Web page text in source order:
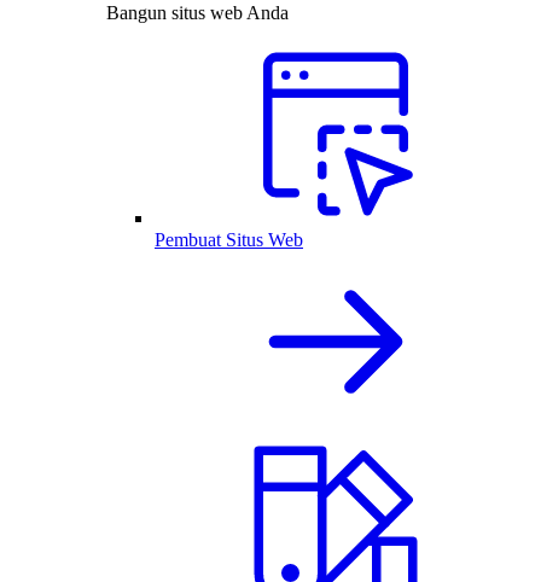
Bangun situs web Anda
Pembuat Situs Web